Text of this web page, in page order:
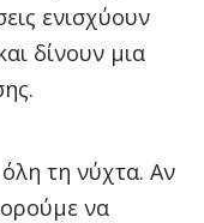
ενισχύουν
δίνουν μια
τη νύχτα. Αν
να